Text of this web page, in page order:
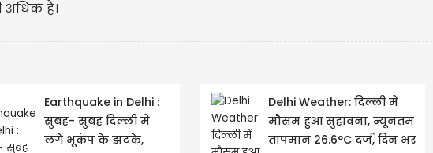
अधिक है।
Earthquake in Delhi :
सुबह- सुबह दिल्ली में
लगे भूकंप के झटके,
Delhi Weather: दिल्ली में
मौसम हुआ सुहावना, न्यूनतम
तापमान 26.6°C दर्ज, दिन भर